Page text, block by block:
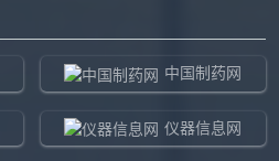
中国制药网
仪器信息网